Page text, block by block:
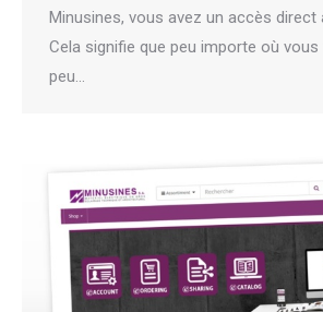
Minusines, vous avez un accès
Cela signifie que peu importe où
peu…